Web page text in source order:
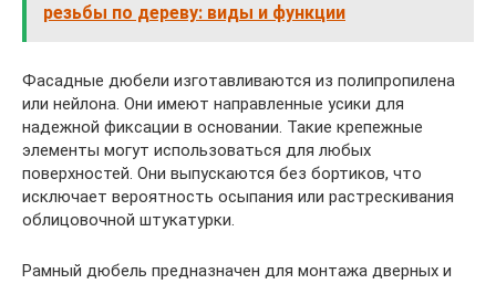
резьбы по дереву: виды и функции
Фасадные дюбели изготавливаются из полипропилена
или нейлона. Они имеют направленные усики для
надежной фиксации в основании. Такие крепежные
элементы могут использоваться для любых
поверхностей. Они выпускаются без бортиков, что
исключает вероятность осыпания или растрескивания
облицовочной штукатурки.
Рамный дюбель предназначен для монтажа дверных и